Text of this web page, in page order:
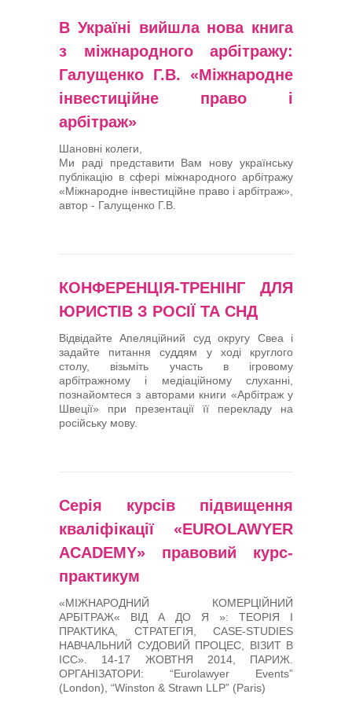
В Україні вийшла нова книга
з міжнародного арбітражу:
Галущенко Г.В. «Міжнародне
інвестиційне право і
арбітраж»
Шановні колеги,
Ми раді представити Вам нову українську
публікацію в сфері міжнародного арбітражу
«Міжнародне інвестиційне право і арбітраж»,
автор - Галущенко Г.В.
КОНФЕРЕНЦІЯ-ТРЕНІНГ ДЛЯ
ЮРИСТІВ З РОСІЇ ТА СНД
Відвідайте Апеляційний суд округу Свеа і
задайте питання суддям у ході круглого
столу, візьміть участь в ігровому
арбітражному і медіаційному слуханні,
познайомтеся з авторами книги «Арбітраж у
Швеції» при презентації її перекладу на
російську мову.
Серія курсів підвищення
кваліфікації «EUROLAWYER
ACADEMY» правовий курс-
практикум
«МІЖНАРОДНИЙ КОМЕРЦІЙНИЙ
АРБІТРАЖ« ВІД А ДО Я »: ТЕОРІЯ І
ПРАКТИКА, СТРАТЕГІЯ, CASE-STUDIES
НАВЧАЛЬНИЙ СУДОВИЙ ПРОЦЕС, ВІЗИТ В
ICC». 14-17 ЖОВТНЯ 2014, ПАРИЖ.
ОРГАНІЗАТОРИ: “Eurolawyer Events”
(London), “Winston & Strawn LLP” (Paris)